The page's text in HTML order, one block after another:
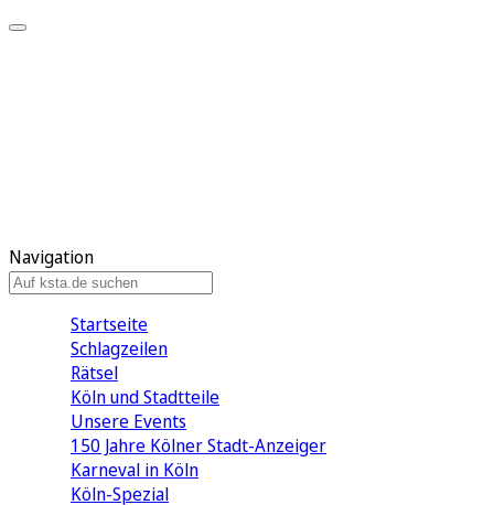
Navigation
Startseite
Schlagzeilen
Rätsel
Köln und Stadtteile
Unsere Events
150 Jahre Kölner Stadt-Anzeiger
Karneval in Köln
Köln-Spezial